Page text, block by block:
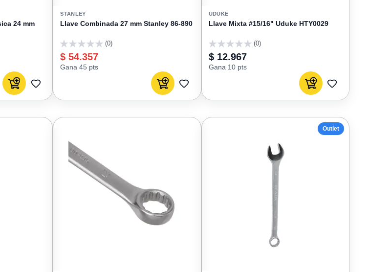
24 mm
Agregar al carrito
AGREGAR
FAVORITOS
STANLEY
Llave Combinada 27 mm Stanley 86-890
0
(0)
$ 54.357
Gana 45 pts
Agregar al carrito
AGREGAR
FAVORITOS
UDUKE
Llave Mixta #15/16" Uduke HTY0029
0
(0)
$ 12.967
Gana 10 pts
Agregar al carrito
AGREGAR
Outlet